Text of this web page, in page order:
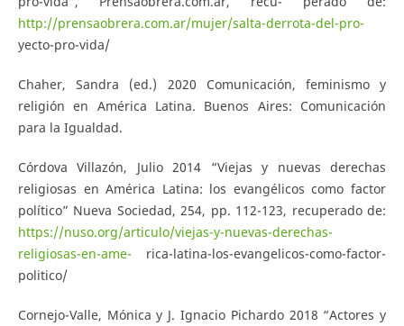
http://prensaobrera.com.ar/mujer/salta-derrota-del-pro-
yecto-pro-vida/
Chaher, Sandra (ed.) 2020 Comunicación, feminismo y
religión en América Latina. Buenos Aires: Comunicación
para la Igualdad.
Córdova Villazón, Julio 2014 “Viejas y nuevas derechas
religiosas en América Latina: los evangélicos como factor
político” Nueva Sociedad, 254, pp. 112-123, recuperado de:
https://nuso.org/articulo/viejas-y-nuevas-derechas-
religiosas-en-ame- rica-latina-los-evangelicos-como-factor-
politico/
Cornejo-Valle, Mónica y J. Ignacio Pichardo 2018 “Actores y